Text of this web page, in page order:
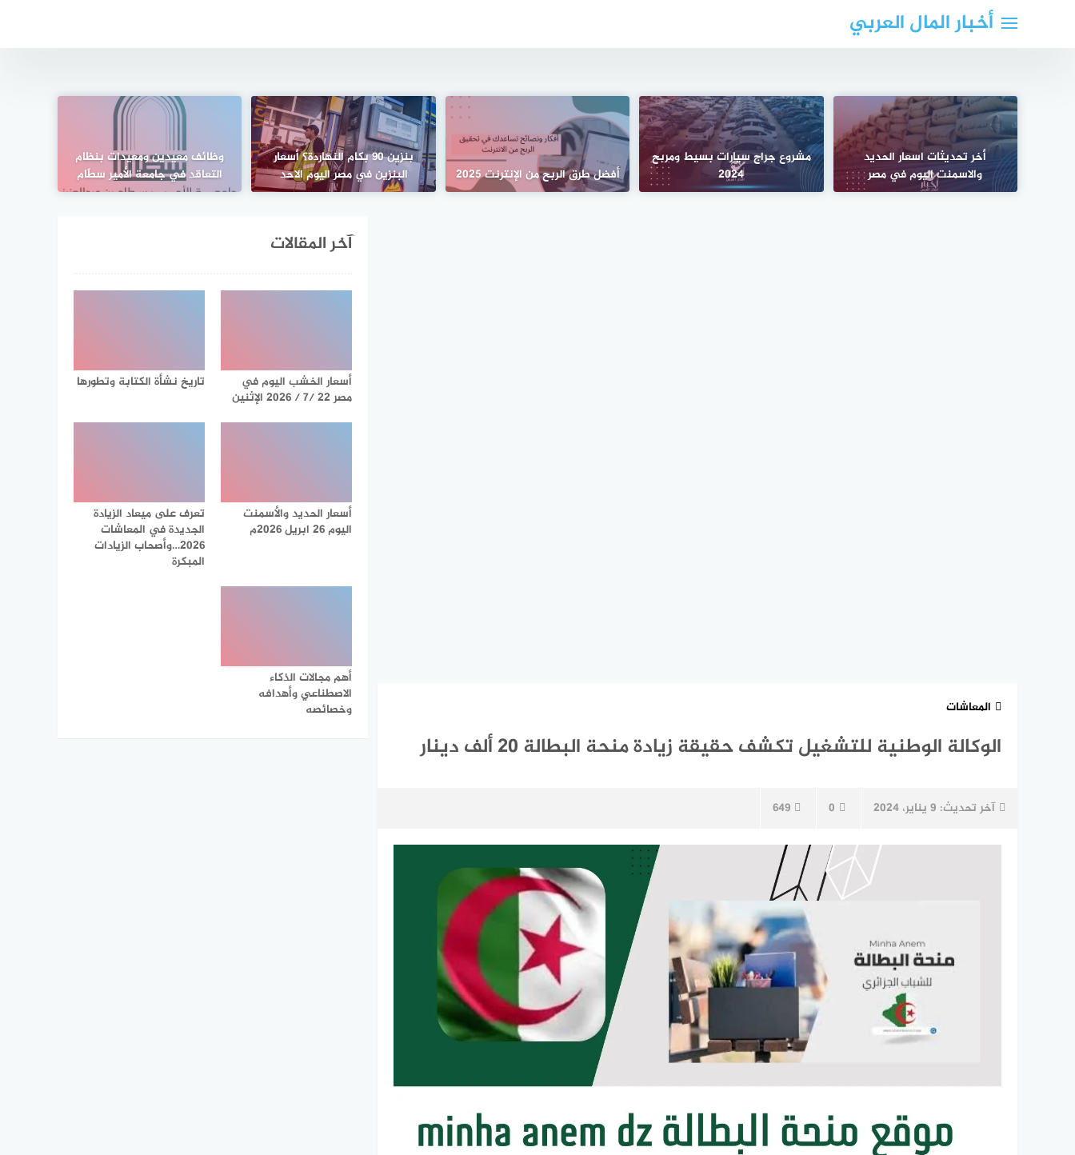
أخبار المال العربي
أخر تحديثات اسعار الحديد
والاسمنت اليوم في مصر
مشروع جراج سيارات بسيط ومربح
2024
أفضل طرق الربح من الإنترنت 2025
بنزين 90 بكام النهاردة؟ أسعار
البنزين في مصر اليوم الاحد
وظائف معيدين ومعيدات بنظام
التعاقد في جامعة الأمير سطّام
المعاشات
الوكالة الوطنية للتشغيل تكشف حقيقة زيادة منحة البطالة 20 ألف دينار
آخر تحديث: 9 يناير، 2024 0
649
آخر المقالات
أسعار الخشب اليوم في
مصر 22 /7 / 2026 الإثنين
تاريخ نشأة الكتابة وتطورها
أسعار الحديد والأسمنت
اليوم 26 ابريل 2026م
تعرف على ميعاد الزيادة
الجديدة في المعاشات
2026…وأصحاب الزيادات
المبكرة
أهم مجالات الذكاء
الاصطناعي وأهدافه
وخصائصه